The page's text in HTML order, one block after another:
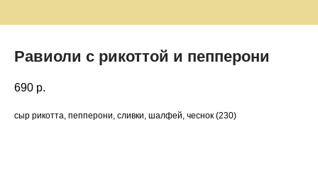
Равиоли с рикоттой и пепперони
690 р.
сыр рикотта, пепперони, сливки, шалфей, чеснок (230)